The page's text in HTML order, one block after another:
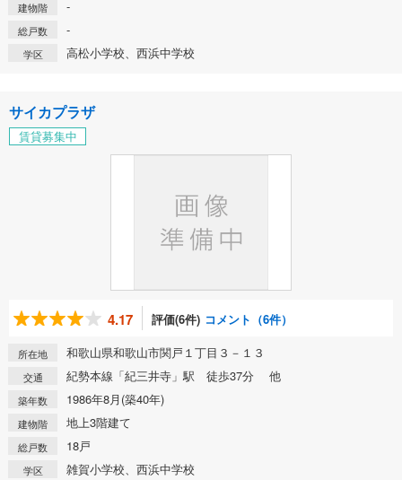
建物階 -
総戸数 -
学区 高松小学校、西浜中学校
サイカプラザ
賃貸募集中
4.17 評価(6件) コメント（6件）
所在地 和歌山県和歌山市関戸１丁目３－１３
交通 紀勢本線「紀三井寺」駅 徒歩37分 他
築年数 1986年8月(築40年)
建物階 地上3階建て
総戸数 18戸
学区 雑賀小学校、西浜中学校